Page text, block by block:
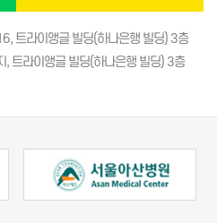
트라이앵글 빌딩(하나은행 빌딩) 3층
트라이앵글 빌딩(하나은행 빌딩) 3층